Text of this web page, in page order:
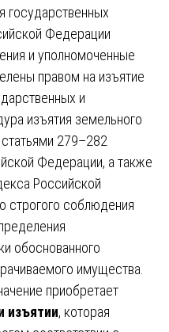
государственных
Федерации
и уполномоченные
правом на изъятие
и
изъятия земельного
279–282
Федерации, а также
Российской
строгого соблюдения
обоснованного
имущества.
приобретает
изъятии, которая